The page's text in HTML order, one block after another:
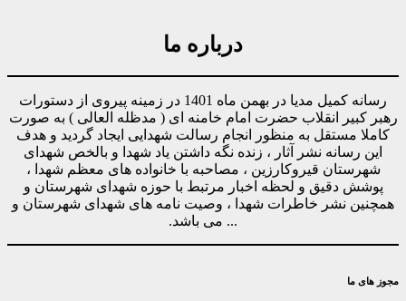
درباره ما
رسانه کمیل مدیا در بهمن ماه 1401 در زمینه پیروی از دستورات
رهبر کبیر انقلاب حضرت امام خامنه ای ( مدظله العالی ) به صورت
کاملا مستقل به منظور انجام رسالت شهدایی ایجاد گردید و هدف
این رسانه نشر آثار ، زنده نگه داشتن یاد شهدا و بالخص شهدای
شهرستان قیروکارزین ، مصاحبه با خانواده های معظم شهدا ،
پوشش دقیق و لحظه اخبار مرتبط با حوزه شهدای شهرستان و
همچنین نشر خاطرات شهدا ، وصیت نامه های شهدای شهرستان و
... می باشد.
مجوز های ما